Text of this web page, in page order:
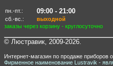
пн.-пт.: 09:00 - 21:00
сб.-вс.:
выходной
заказы через корзину - круглосуточно
© Люстравик, 2009-2026.
Интернет-магазин по продаже приборов
Фирменное наименование Lustravik -